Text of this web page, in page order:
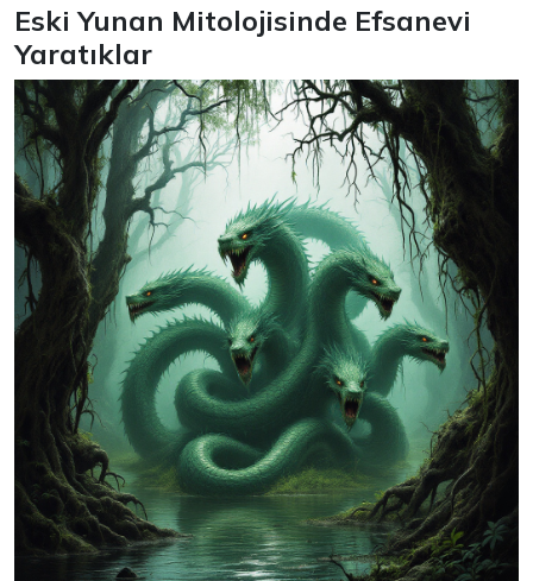
Eski Yunan Mitolojisinde Efsanevi
Yaratıklar